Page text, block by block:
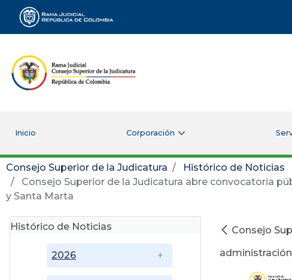
Rama Judicial
Inicio Corporación
Consejo Superior de la Judicatura
Histórico de Noticias
Consejo Superior de la Judicatura abre convocatoria
y Santa Marta
Histórico de Noticias
2026
Consejo